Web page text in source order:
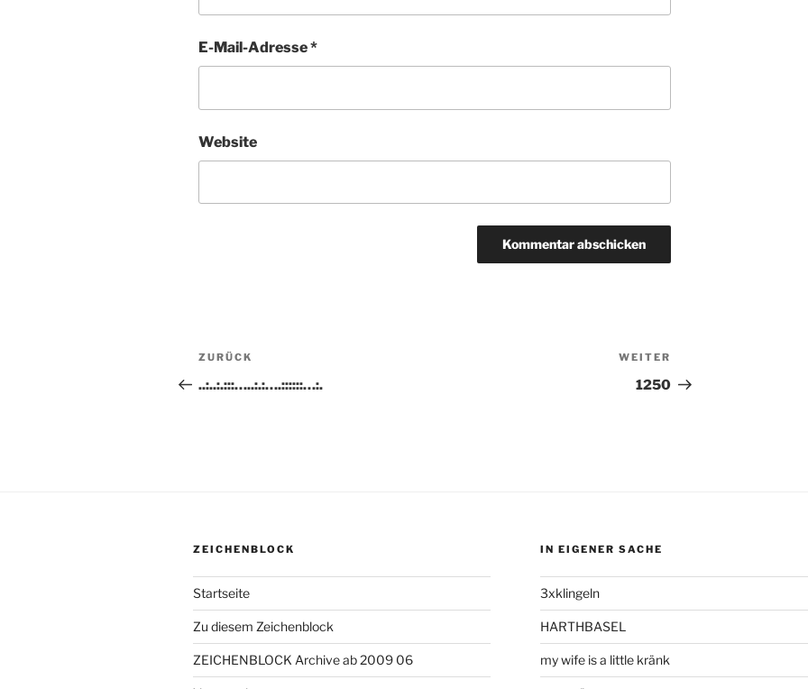
E-Mail-Adresse*
Website
Beitragsnavigation
Vorheriger
Beitrag
ZURÜCK
..:..:.:::…..:.:….::::::…:.
Beitrag
WEITER
1250
ZEICHENBLOCK
Startseite
Zu diesem Zeichenblock
ZEICHENBLOCK Archive ab 2009 06
IN EIGENER SACHE
3xklingeln
HARTHBASEL
my wife is a little kränk